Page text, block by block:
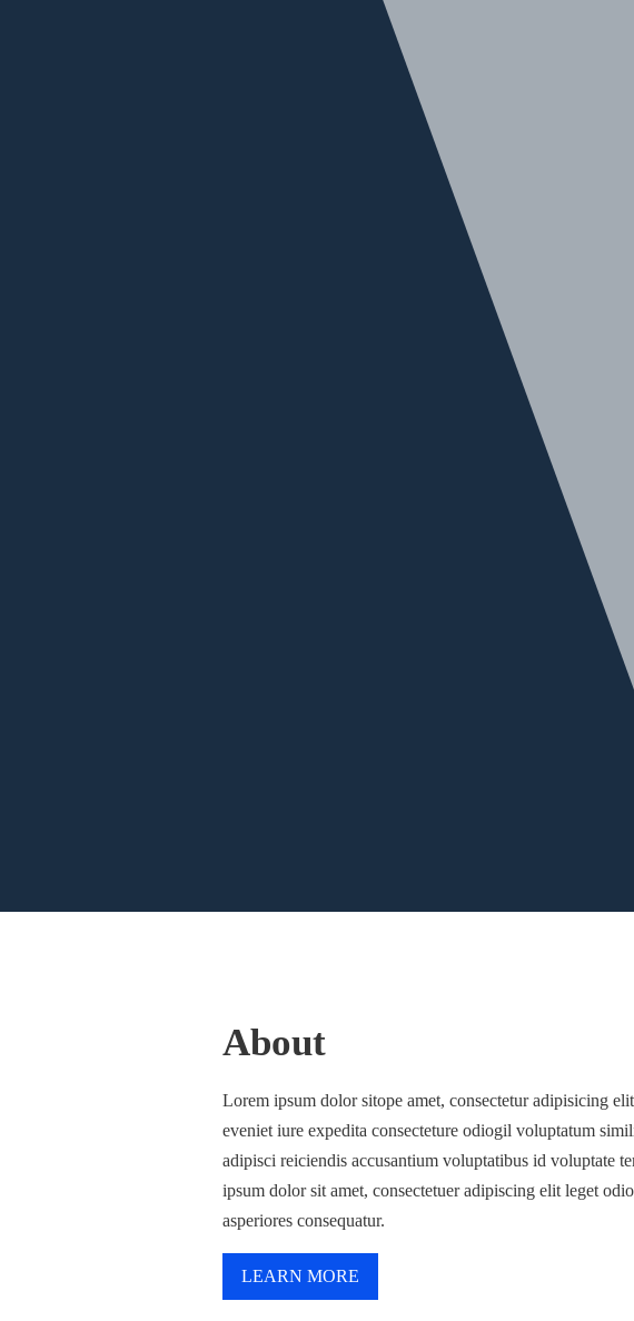
About
Lorem ipsum dolor sitope amet, consectetur adipisicing
eveniet iure expedita consecteture odiogil voluptatum
adipisci reiciendis accusantium voluptatibus id voluptate
ipsum dolor sit amet, consectetuer adipiscing elit leget
asperiores consequatur.
LEARN MORE